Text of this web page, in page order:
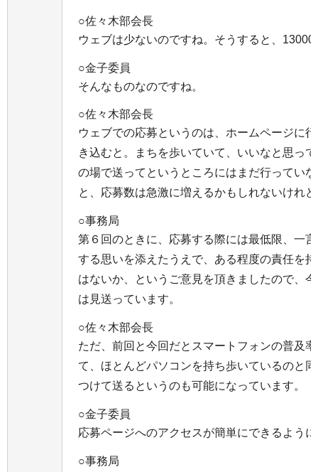
○佐々木部会長
ウェブは少ないのですね。そうすると、13000
○金子委員
そんなものなのですね。
○佐々木部会長
ウェブでの応募というのは、ホームページに
き込むと。まちを歩いていて、いいなと思っ
の場で送ってというところにはまだ行ってい
と、応募数は急激に増えるかもしれないけれ
○事務局
第６回のときに、応募する際には最低限、一
する思いを添えたうえで、ある程度の責任を
はないか、というご意見を頂きましたので、
は見送っています。
○佐々木部会長
ただ、前回と今回だとスマートフォンの普及
て、ほとんどパソコンを持ち歩いているのと
つけて送るというのも可能になっています。
○金子委員
応募ページへのアクセスが簡単にできるよう
○事務局